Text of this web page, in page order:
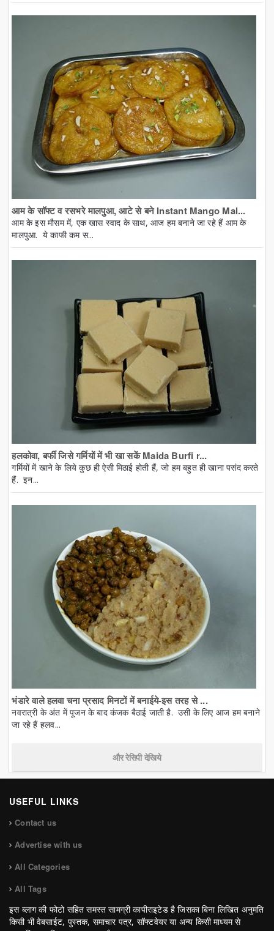
आम के सॉफ्ट व रसभरे मालपुआ, आटे से बने Instant Mango Mal...
आम के इस मौसम में, एक खास स्वाद के साथ, आज हम बनाने जा रहे हैं आम के
मालपुआ. ये काफी कम स...
हलकोवा, बर्फी जिसे गर्मियों में भी खा सकें Maida Burfi r...
गर्मियों में खाने के लिये कुछ ही ऐसी मिठाई होती हैं, जो हम बहुत ही खाना पसंद करते
हैं. इन...
भंडारे वाले हलवा चना प्रसाद मिनटों में बनाईये-इस तरह से ...
नवरात्री के अंत में पूजन के बाद कंजक बैठाई जाती है. उसी के लिए आज हम बनाने
जा रहे हैं हलव...
और रेसिपी देखिये
USEFUL LINKS
Contact us
Advertise with us
All Categories
All Tags
इस ब्लाग की फोटो सहित समस्त सामग्री कापीराइटेड है जिसका बिना लिखित अनुमति
किसी भी वेबसाईट, पुस्तक, समाचार पत्र, सॉफ्टवेयर या अन्य किसी माध्यम से